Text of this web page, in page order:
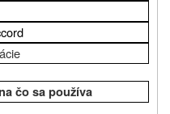
čo sa používa